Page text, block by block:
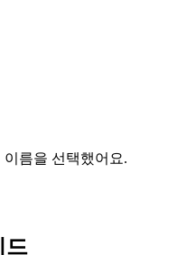
이름을 선택했어요.
드